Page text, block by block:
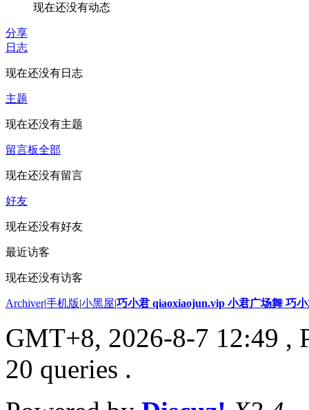
现在还没有动态
分享
日志
现在还没有日志
主题
现在还没有主题
留言板全部
现在还没有留言
好友
现在还没有好友
最近访客
现在还没有访客
Archiver|手机版|小黑屋|巧小君 qiaoxiaojun.vip 小君广场舞 巧
GMT+8, 2026-8-7 12:49 ,
20 queries .